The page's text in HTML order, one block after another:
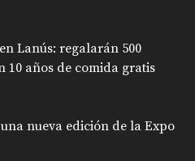
Lanús: regalarán 500
10 años de comida gratis
nueva edición de la Expo